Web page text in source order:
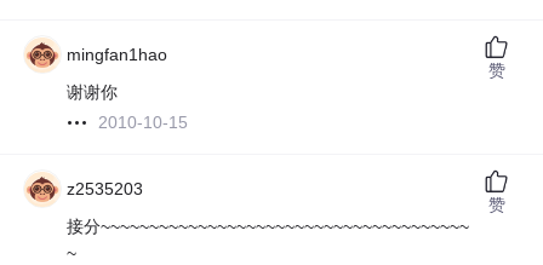
mingfan1hao
谢谢你
2010-10-15
赞
z2535203
接分~~~~~~~~~~~~~~~~~~~~~~~~~~~~~~~~~~~~~~
~
赞